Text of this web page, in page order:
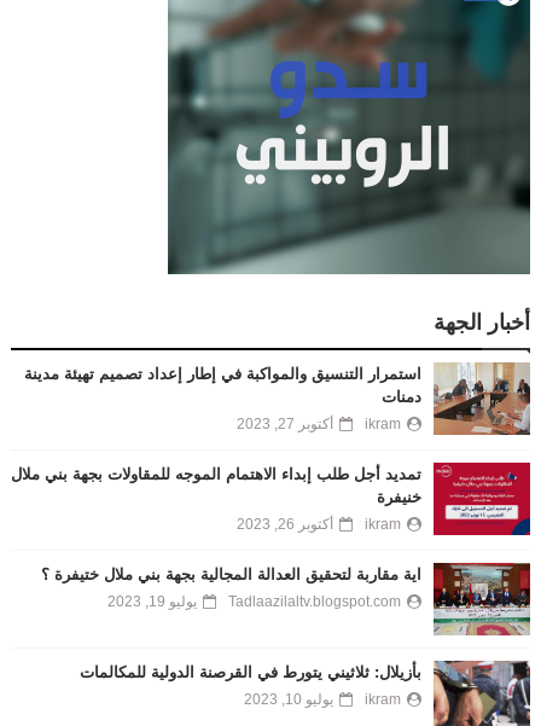
أخبار الجهة
استمرار التنسيق والمواكبة في إطار إعداد تصميم تهيئة مدينة
دمنات
ikram أكتوبر 27, 2023
تمديد أجل طلب إبداء الاهتمام الموجه للمقاولات بجهة بني ملال
خنيفرة
ikram أكتوبر 26, 2023
اية مقاربة لتحقيق العدالة المجالية بجهة بني ملال ختيفرة ؟
Tadlaazilaltv.blogspot.com يوليو 19, 2023
بأزيلال: ثلاثيني يتورط في القرصنة الدولية للمكالمات
ikram يوليو 10, 2023